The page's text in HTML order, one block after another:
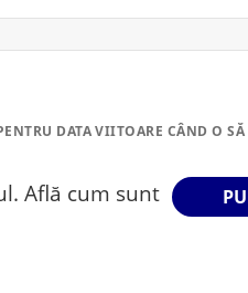
DATA VIITOARE CÂND O SĂ
Află cum sunt